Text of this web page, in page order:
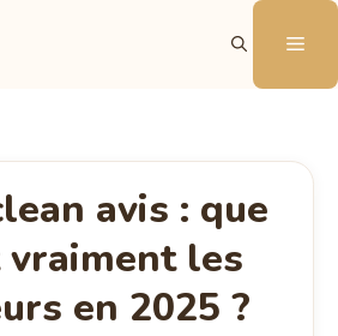
avis : que
vraiment les
en 2025 ?